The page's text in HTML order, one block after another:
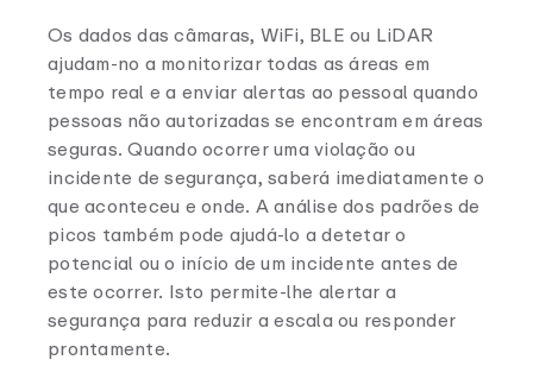
Os dados das câmaras, WiFi, BLE ou LiDAR
ajudam-no a monitorizar todas as áreas em
tempo real e a enviar alertas ao pessoal quando
pessoas não autorizadas se encontram em áreas
seguras. Quando ocorrer uma violação ou
incidente de segurança, saberá imediatamente o
que aconteceu e onde. A análise dos padrões de
picos também pode ajudá-lo a detetar o
potencial ou o início de um incidente antes de
este ocorrer. Isto permite-lhe alertar a
segurança para reduzir a escala ou responder
prontamente.